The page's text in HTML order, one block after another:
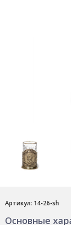
Артикул: 14-26-sh
Основные